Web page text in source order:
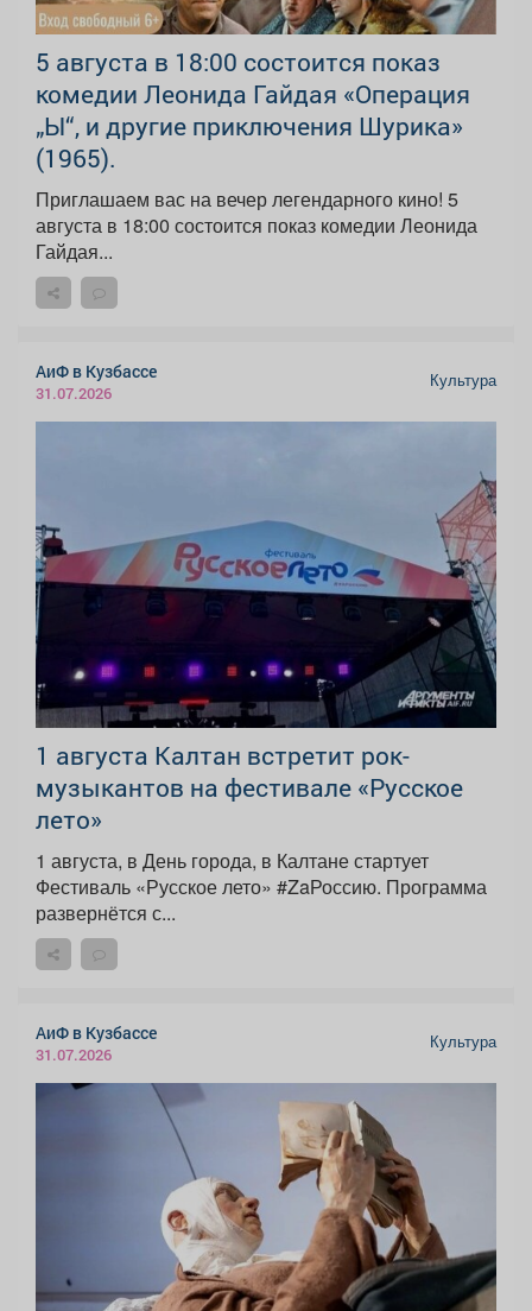
5 августа в 18:00 состоится показ
комедии Леонида Гайдая «Операция
„Ы“, и другие приключения Шурика»
(1965).
Приглашаем вас на вечер легендарного кино! 5
августа в 18:00 состоится показ комедии Леонида
Гайдая...
АиФ в Кузбассе
31.07.2026
Культура
1 августа Калтан встретит рок-
музыкантов на фестивале «Русское
лето»
1 августа, в День города, в Калтане стартует
Фестиваль «Русское лето» #ZaРоссию. Программа
развернётся с...
АиФ в Кузбассе
31.07.2026
Культура